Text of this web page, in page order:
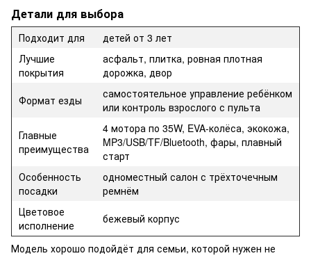
Детали для выбора
Подходит для
детей от 3 лет
Лучшие
покрытия
асфальт, плитка, ровная плотная
дорожка, двор
Формат езды
самостоятельное управление ребёнком
или контроль взрослого с пульта
Главные
преимущества
4 мотора по 35W, EVA-колёса, экокожа,
MP3/USB/TF/Bluetooth, фары, плавный
старт
Особенность
посадки
одноместный салон с трёхточечным
ремнём
Цветовое
исполнение
бежевый корпус
Модель хорошо подойдёт для семьи, которой нужен не